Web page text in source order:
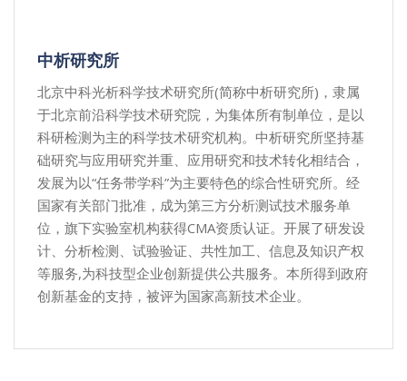
中析研究所
北京中科光析科学技术研究所(简称中析研究所)，隶属
于北京前沿科学技术研究院，为集体所有制单位，是以
科研检测为主的科学技术研究机构。中析研究所坚持基
础研究与应用研究并重、应用研究和技术转化相结合，
发展为以“任务带学科”为主要特色的综合性研究所。经
国家有关部门批准，成为第三方分析测试技术服务单
位，旗下实验室机构获得CMA资质认证。开展了研发设
计、分析检测、试验验证、共性加工、信息及知识产权
等服务,为科技型企业创新提供公共服务。本所得到政府
创新基金的支持，被评为国家高新技术企业。